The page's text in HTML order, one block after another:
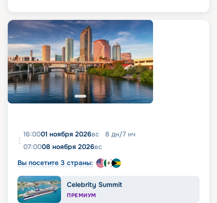
16:0001 ноября 2026вс 8 дн/7 нч
07:0008 ноября 2026вс
Вы посетите 3 страны:
Celebrity Summit
ПРЕМИУМ